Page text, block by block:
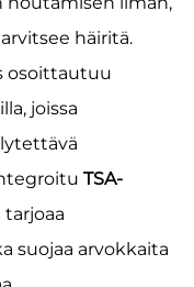
häiritä.
osoittautuu
joissa
TSA-
suojaa arvokkaita